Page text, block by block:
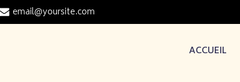
email@yoursite.com
ACCUEIL